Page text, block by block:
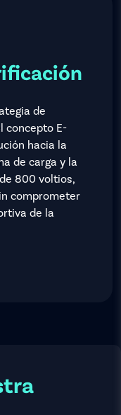
de
concepto E-
hacia la
de carga y la
800 voltios,
comprometer
de la